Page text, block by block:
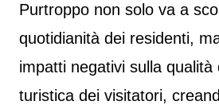
Purtroppo non solo va a
quotidianità dei residenti,
impatti negativi sulla qualità
turistica dei visitatori,